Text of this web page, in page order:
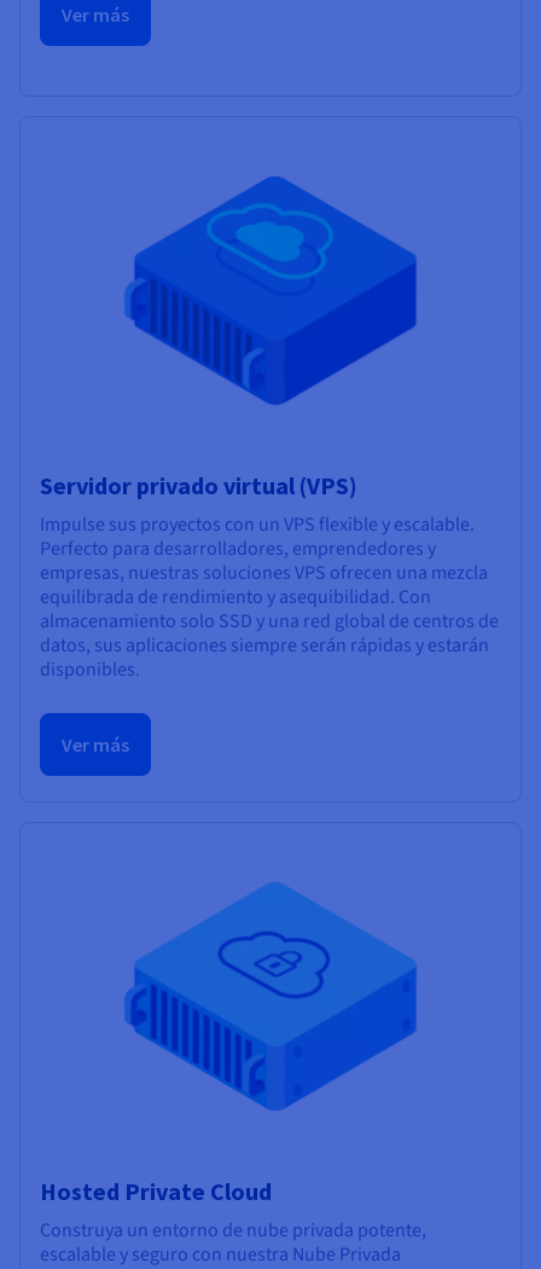
Ver más
Servidor privado virtual (VPS)
Impulse sus proyectos con un VPS flexible y escalable.
Perfecto para desarrolladores, emprendedores y
empresas, nuestras soluciones VPS ofrecen una mezcla
equilibrada de rendimiento y asequibilidad. Con
almacenamiento solo SSD y una red global de centros de
datos, sus aplicaciones siempre serán rápidas y estarán
disponibles.
Ver más
Hosted Private Cloud
Construya un entorno de nube privada potente,
escalable y seguro con nuestra Nube Privada